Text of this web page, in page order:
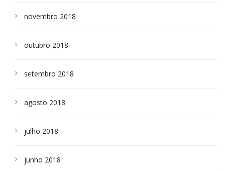
novembro 2018
outubro 2018
setembro 2018
agosto 2018
julho 2018
junho 2018